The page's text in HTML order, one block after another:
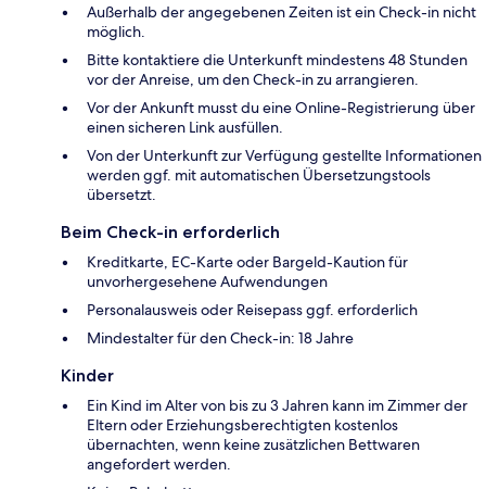
Außerhalb der angegebenen Zeiten ist ein Check-in nicht
möglich.
Bitte kontaktiere die Unterkunft mindestens 48 Stunden
vor der Anreise, um den Check-in zu arrangieren.
Vor der Ankunft musst du eine Online-Registrierung über
einen sicheren Link ausfüllen.
Von der Unterkunft zur Verfügung gestellte Informationen
werden ggf. mit automatischen Übersetzungstools
übersetzt.
Beim Check-in erforderlich
Kreditkarte, EC-Karte oder Bargeld-Kaution für
unvorhergesehene Aufwendungen
Personalausweis oder Reisepass ggf. erforderlich
Mindestalter für den Check-in: 18 Jahre
Kinder
Ein Kind im Alter von bis zu 3 Jahren kann im Zimmer der
Eltern oder Erziehungsberechtigten kostenlos
übernachten, wenn keine zusätzlichen Bettwaren
angefordert werden.